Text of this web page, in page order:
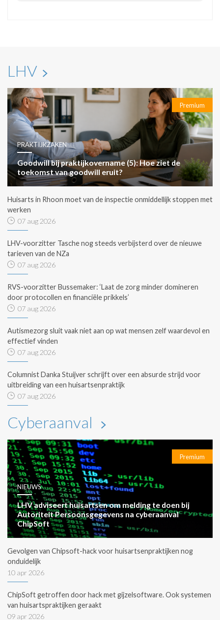
LHV
Premium
PRAKTIJKZAKEN
Goodwill bij praktijkovername (5): Hoe ziet de
toekomst van goodwill eruit?
Huisarts in Rhoon moet van de inspectie onmiddellijk stoppen met
werken
07 aug 2026
LHV-voorzitter Tasche nog steeds verbijsterd over de nieuwe
tarieven van de NZa
07 aug 2026
RVS-voorzitter Bussemaker: ‘Laat de zorg minder domineren
door protocollen en financiële prikkels’
07 aug 2026
Autismezorg sluit vaak niet aan op wat mensen zelf waardevol en
effectief vinden
07 aug 2026
Columnist Danka Stuijver schrijft over een absurde strijd voor
uitbreiding van een huisartsenpraktijk
07 aug 2026
Cyberaanval
Premium
NIEUWS
LHV adviseert huisartsen om melding te doen bij
Autoriteit Persoonsgegevens na cyberaanval
ChipSoft
Gevolgen van Chipsoft-hack voor huisartsenpraktijken nog
onduidelijk
10 apr 2026
ChipSoft getroffen door hack met gijzelsoftware. Ook systemen
van huisartspraktijken geraakt
09 apr 2026